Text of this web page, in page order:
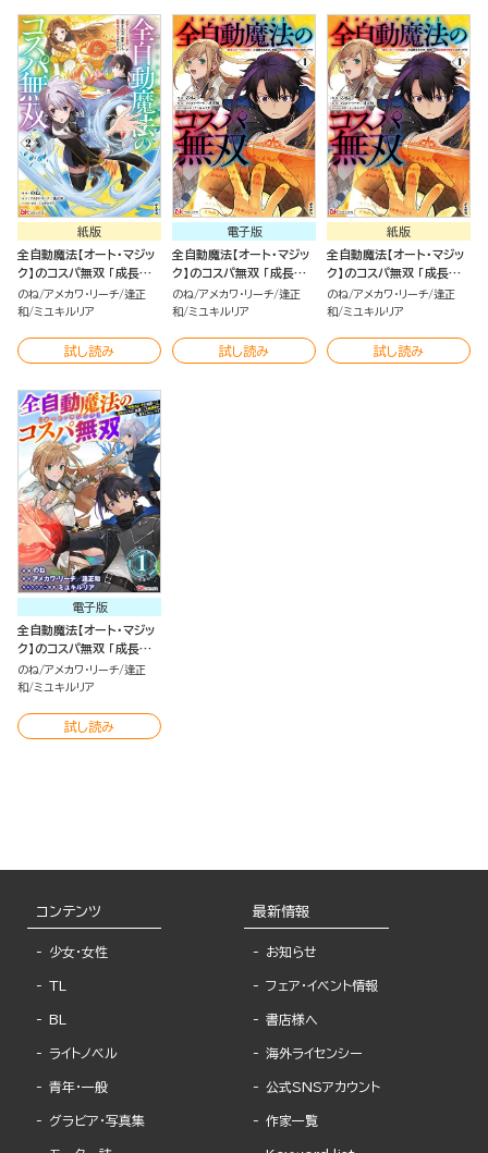
紙版
全自動魔法【オート・マジッ
ク】のコスパ無双 「成長ス
ピードが超遅い」と追放さ
れたが、放置しても経験値
のね アメカワ・リーチ 逢正
和 ミユキルリア
試し読み
電子版
全自動魔法【オート・マジッ
ク】のコスパ無双 「成長ス
ピードが超遅い」と追放さ
れたが、放置しても経験値
のね アメカワ・リーチ 逢正
和 ミユキルリア
試し読み
紙版
全自動魔法【オート・マジッ
ク】のコスパ無双 「成長ス
ピードが超遅い」と追放さ
れたが、放置しても経験値
のね アメカワ・リーチ 逢正
和 ミユキルリア
試し読み
電子版
全自動魔法【オート・マジッ
ク】のコスパ無双 「成長ス
ピードが超遅い」と追放さ
れたが、放置しても経験値
ク版（分冊版）
のね アメカワ・リーチ 逢正
和 ミユキルリア
試し読み
コンテンツ
少女・女性
TL
BL
ライトノベル
青年・一般
グラビア・写真集
最新情報
お知らせ
フェア・イベント情報
書店様へ
海外ライセンシー
公式SNSアカウント
作家一覧